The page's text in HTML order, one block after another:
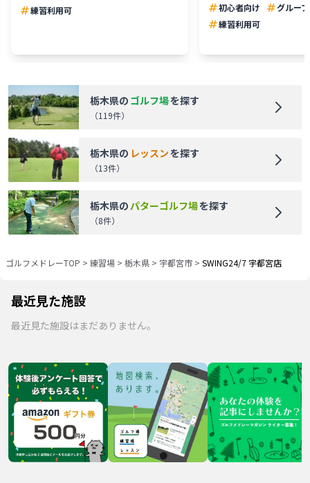
練習利用可
初心者向け
グループ
練習利用可
栃木県の ゴルフ場を探す
（119件）
栃木県の レッスンを探す
（13件）
栃木県の パターゴルフ場を探す
（8件）
ゴルフメドレーTOP > 練習場 > 栃木県 > 宇都宮市 > SWING24/7 宇都宮店
最近見た施設
最近見た施設はまだありません。